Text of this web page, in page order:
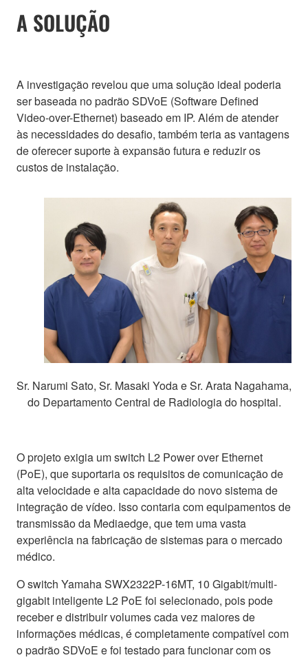
A SOLUÇÃO
A investigação revelou que uma solução ideal poderia
ser baseada no padrão SDVoE (Software Defined
Video-over-Ethernet) baseado em IP. Além de atender
às necessidades do desafio, também teria as vantagens
de oferecer suporte à expansão futura e reduzir os
custos de instalação.
Sr. Narumi Sato, Sr. Masaki Yoda e Sr. Arata Nagahama,
do Departamento Central de Radiologia do hospital.
O projeto exigia um switch L2 Power over Ethernet
(PoE), que suportaria os requisitos de comunicação de
alta velocidade e alta capacidade do novo sistema de
integração de vídeo. Isso contaria com equipamentos de
transmissão da Mediaedge, que tem uma vasta
experiência na fabricação de sistemas para o mercado
médico.
O switch Yamaha SWX2322P-16MT, 10 Gigabit/multi-
gigabit inteligente L2 PoE foi selecionado, pois pode
receber e distribuir volumes cada vez maiores de
informações médicas, é completamente compatível com
o padrão SDVoE e foi testado para funcionar com os